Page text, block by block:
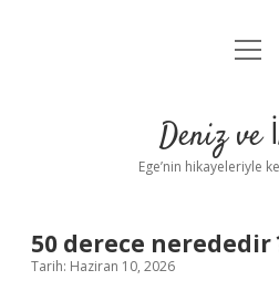
Anasayfa
Yasal
Deniz ve
Ege’nin hikayeleriyle
50 derece nerededir
Tarih: Haziran 10, 2026